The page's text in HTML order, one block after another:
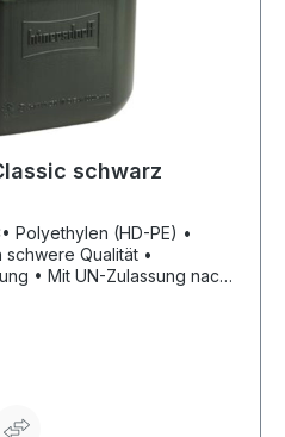
schwarz
Polyethylen (HD-PE) •
Qualität •
nach
Ludwigsburg, DE,